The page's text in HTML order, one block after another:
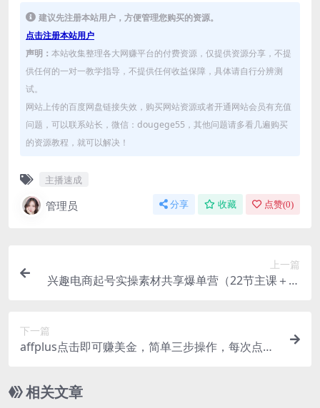
建议先注册本站用户，方便管理您购买的资源。
点击注册本站用户
声明： 本站收集整理各大网赚平台的付费资源，仅提供资源分享，不提
供任何的一对一教学指导，不提供任何收益保障，具体请自行分辨测
试。
网站上传的百度网盘链接失效，购买网站资源或者开通网站会员有充值
问题，可以联系站长，微信：dougege55，其他问题请多看几遍购买
的资源教程，就可以解决！
主播速成
管理员 分享 收藏 点赞(0)
上一篇
兴趣电商起号实操素材共享爆单营（22节主课＋电
下一篇
affplus点击即可赚美金，简单三步操作，每次点击
相关文章